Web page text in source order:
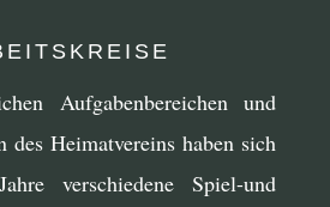
Aufgabenbereichen und
des Heimatvereins haben sich
verschiedene Spiel-und